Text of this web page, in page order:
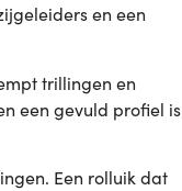
en een
trillingen en
een gevuld profiel is
Een rolluik dat